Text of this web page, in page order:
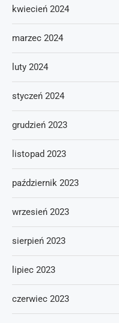
kwiecień 2024
marzec 2024
luty 2024
styczeń 2024
grudzień 2023
listopad 2023
październik 2023
wrzesień 2023
sierpień 2023
lipiec 2023
czerwiec 2023